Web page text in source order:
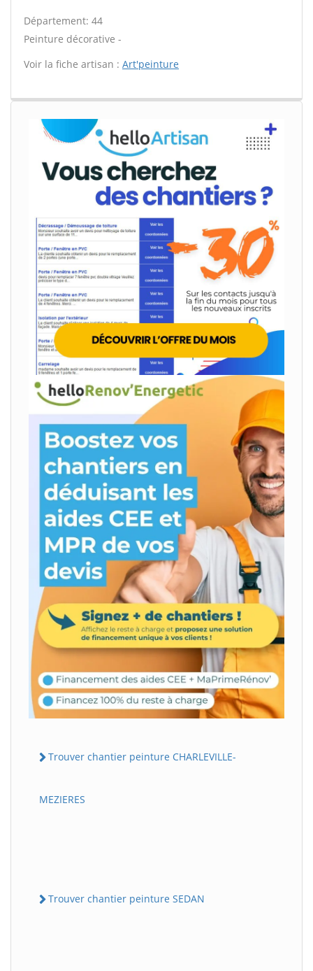
Département: 44
Peinture décorative -
Voir la fiche artisan : Art'peinture
Trouver chantier peinture CHARLEVILLE-
MEZIERES
Trouver chantier peinture SEDAN